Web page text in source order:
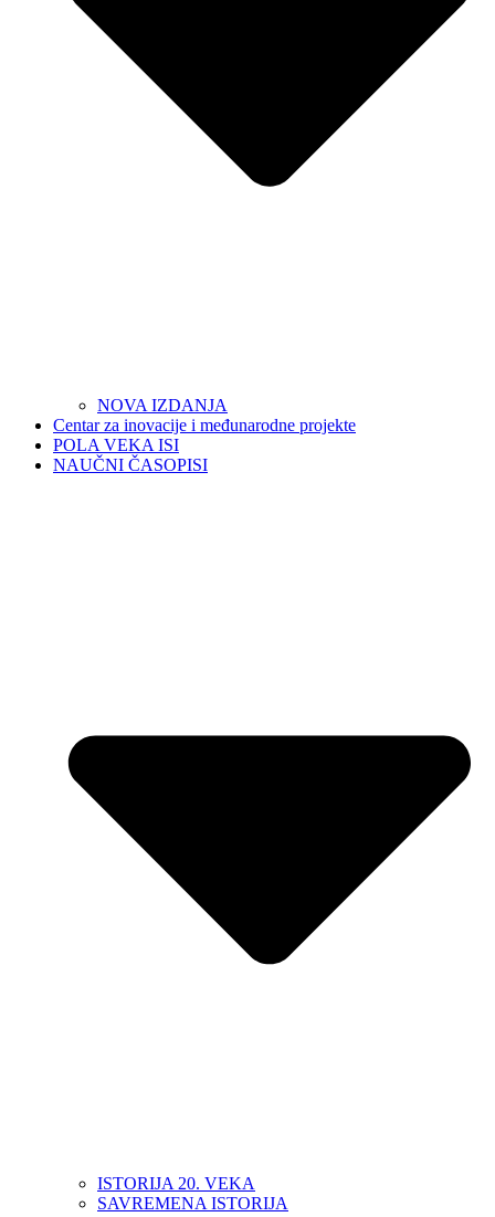
NOVA IZDANJA
Centar za inovacije i međunarodne projekte
POLA VEKA ISI
NAUČNI ČASOPISI
ISTORIJA 20. VEKA
SAVREMENA ISTORIJA